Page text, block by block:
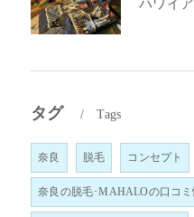
タグ Tags
奈良 脱毛 コンセプト
奈良の脱毛･MAHALOの口コミ